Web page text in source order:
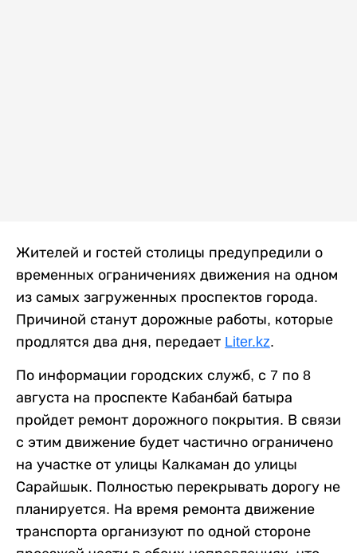
Жителей и гостей столицы предупредили о
временных ограничениях движения на одном
из самых загруженных проспектов города.
Причиной станут дорожные работы, которые
продлятся два дня, передает Liter.kz.
По информации городских служб, с 7 по 8
августа на проспекте Кабанбай батыра
пройдет ремонт дорожного покрытия. В связи
с этим движение будет частично ограничено
на участке от улицы Калкаман до улицы
Сарайшык. Полностью перекрывать дорогу не
планируется. На время ремонта движение
транспорта организуют по одной стороне